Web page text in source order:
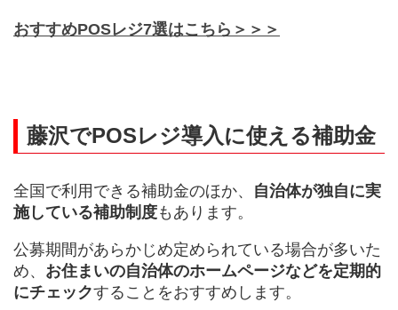
おすすめPOSレジ7選はこちら＞＞＞
藤沢でPOSレジ導入に使える補助金
全国で利用できる補助金のほか、 自治体が独自に実
施している補助制度もあります。
公募期間があらかじめ定められている場合が多いた
め、 お住まいの自治体のホームページなどを定期的
にチェックすることをおすすめします。